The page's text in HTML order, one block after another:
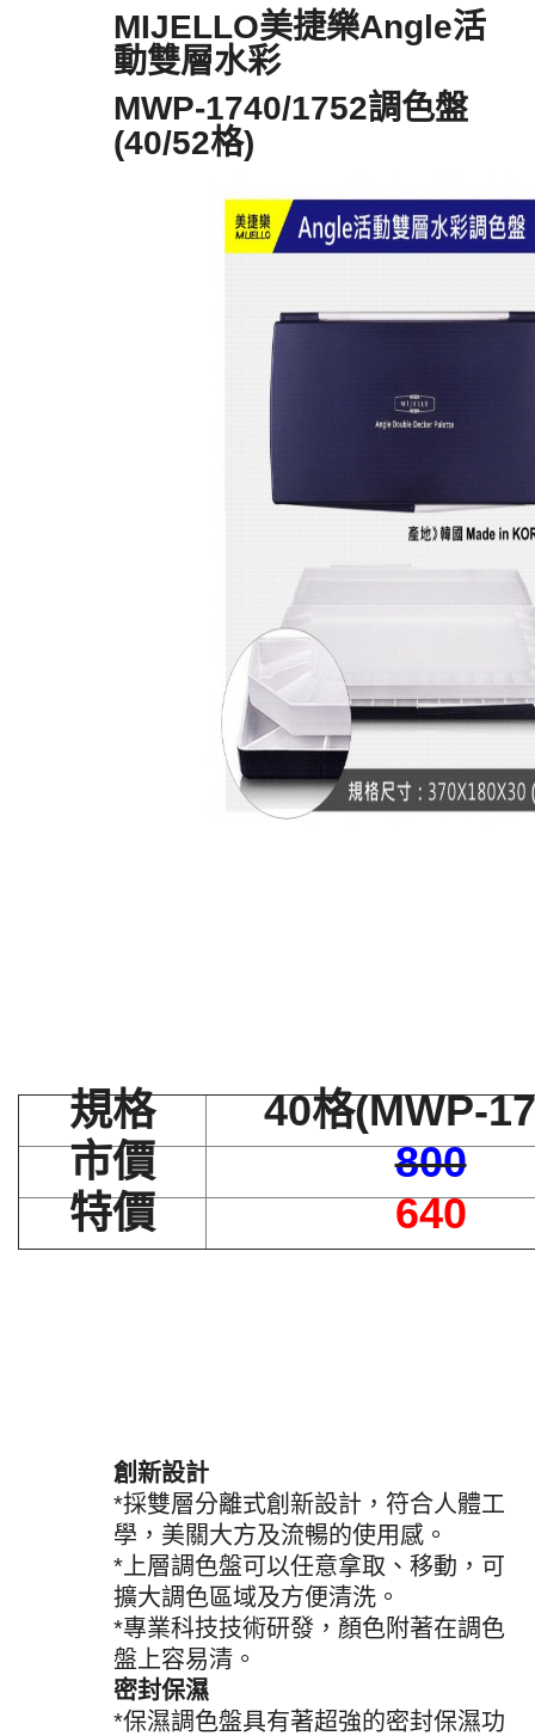
MIJELLO美捷樂Angle活
動雙層水彩
MWP-1740/1752調色盤
(40/52格)
規格
40格(MWP-
市價
800
特價
640
創新設計
*採雙層分離式創新設計，符合人體工
學，美關大方及流暢的使用感。
*上層調色盤可以任意拿取、移動，可
擴大調色區域及方便清洗。
*專業科技技術研發，顏色附著在調色
盤上容易清。
密封保濕
*保濕調色盤具有著超強的密封保濕功